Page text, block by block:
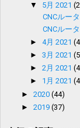
▼ 5月 2021
CNCルー
CNCルー
►4月 2021
►3月 2021
►2月 2021
► 1月 2021
► 2020 (44)
► 2019 (37)